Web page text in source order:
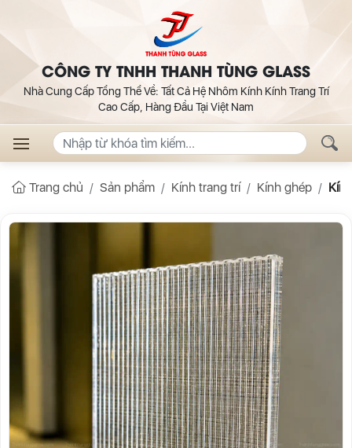
CÔNG TY TNHH THANH TÙNG GLASS
Nhà Cung Cấp Tổng Thể Về: Tất Cả Hệ Nhôm Kính Kính Trang Trí
Cao Cấp, Hàng Đầu Tại Việt Nam
Trang chủ Sản phẩm Kính trang trí Kính ghép